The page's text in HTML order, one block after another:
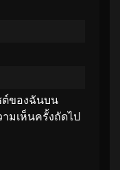
ต์ของฉันบน
ามเห็นครั้งถัดไป